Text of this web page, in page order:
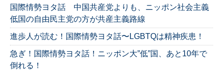
国際情勢ヨタ話 中国共産党よりも、ニッポン社会主義
低国の自由民主党の方が共産主義路線
進歩人が読む！国際情勢ヨタ話〜LGBTQは精神疾患！
急ぎ！国際情勢ヨタ話！ニッポン大”低”国、あと10年で
倒れる！